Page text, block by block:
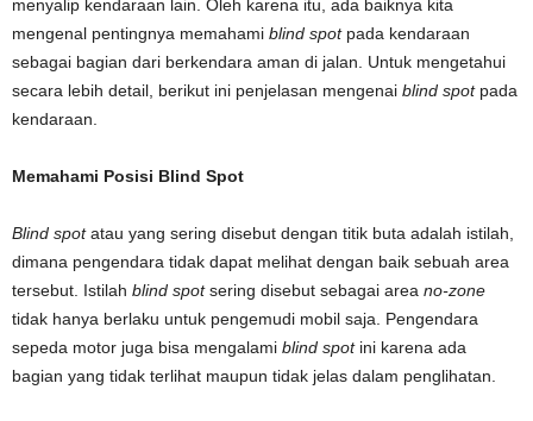
menyalip kendaraan lain. Oleh karena itu, ada baiknya kita
mengenal pentingnya memahami blind spotpada kendaraan
sebagai bagian dari berkendara aman di jalan. Untuk mengetahui
secara lebih detail, berikut ini penjelasan mengenai blind spotpada
kendaraan.
Memahami Posisi Blind Spot
Blind spotatau yang sering disebut dengan titik buta adalah istilah,
dimana pengendara tidak dapat melihat dengan baik sebuah area
tersebut. Istilah blind spotsering disebut sebagai area no-zone
tidak hanya berlaku untuk pengemudi mobil saja. Pengendara
sepeda motor juga bisa mengalami blind spotini karena ada
bagian yang tidak terlihat maupun tidak jelas dalam penglihatan.